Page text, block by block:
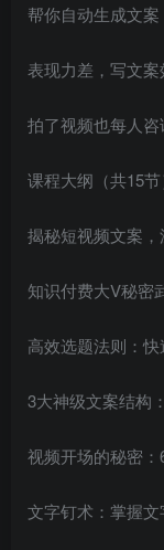
帮你自动生成文
表现力差，写文
拍了视频也每人咨
课程大纲（共15节
揭秘短视频文案
知识付费大V秘密
高效选题法则：
3大神级文案结构
视频开场的秘密
文字钉术：掌握